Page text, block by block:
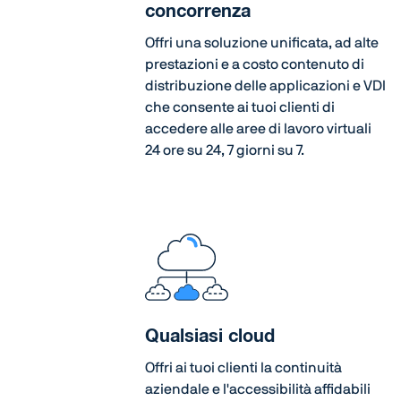
concorrenza
Offri una soluzione unificata, ad alte
prestazioni e a costo contenuto di
distribuzione delle applicazioni e VDI
che consente ai tuoi clienti di
accedere alle aree di lavoro virtuali
24 ore su 24, 7 giorni su 7.
Qualsiasi cloud
Offri ai tuoi clienti la continuità
aziendale e l'accessibilità affidabili